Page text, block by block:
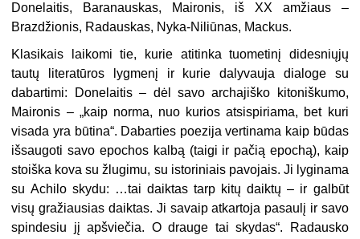
Donelaitis, Baranauskas, Maironis, iš XX amžiaus –
Brazdžio­nis, Radauskas, Nyka-Niliūnas, Mackus.
Klasikais laikomi tie, kurie atitinka tuometinį didesniųjų
tautų literatūros lygmenį ir kurie dalyvauja dialoge su
dabartimi: Donelaitis – dėl savo archajiško kitoniškumo,
Maironis – „kaip norma, nuo kurios atsispiriama, bet kuri
visada yra būtina“. Dabarties poezija vertinama kaip būdas
išsaugoti savo epochos kalbą (taigi ir pačią epochą), kaip
stoiška kova su žlugimu, su istoriniais pavojais. Ji lyginama
su Achilo skydu: …tai daiktas tarp kitų daiktų – ir galbūt
visų gražiausias daiktas. Ji savaip atkartoja pasaulį ir savo
spindesiu jį apšviečia. O drauge tai skydas“. Radausko